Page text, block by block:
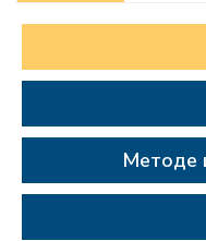
Методе